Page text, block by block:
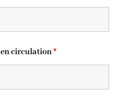
en circulation*